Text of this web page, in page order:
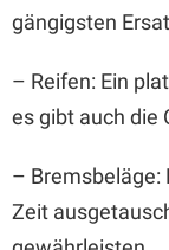
gängigsten
– Reifen: Ein
es gibt auch die
– Bremsbeläge:
Zeit